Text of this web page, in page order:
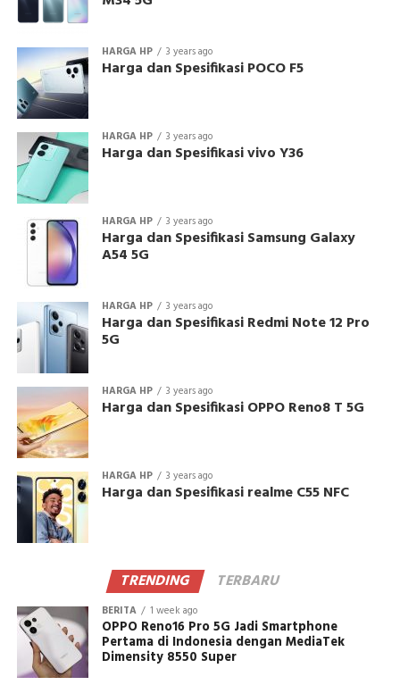
HARGA HP 3 years ago
Harga dan Spesifikasi POCO F5
HARGA HP 3 years ago
Harga dan Spesifikasi vivo Y36
HARGA HP 3 years ago
Harga dan Spesifikasi Samsung Galaxy
A54 5G
HARGA HP 3 years ago
Harga dan Spesifikasi Redmi Note 12 Pro
5G
HARGA HP 3 years ago
Harga dan Spesifikasi OPPO Reno8 T 5G
HARGA HP 3 years ago
Harga dan Spesifikasi realme C55 NFC
TRENDING TERBARU
BERITA 1 week ago
OPPO Reno16 Pro 5G Jadi Smartphone
Pertama di Indonesia dengan MediaTek
Dimensity 8550 Super